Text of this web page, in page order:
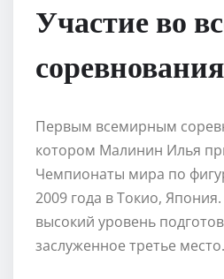
Участие во
Первым всемирным
котором Малинин Илья
Чемпионаты мира по
2009 года в Токио,
высокий уровень
заслуженное третье место.